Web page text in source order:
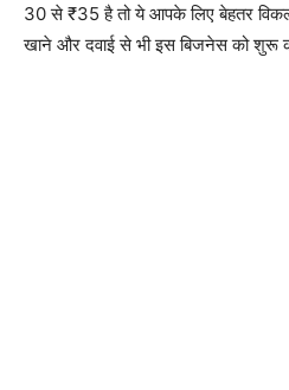
30 से ₹35 है तो ये आपके लिए बेहतर
खाने और दवाई से भी इस बिजनेस को शुरू